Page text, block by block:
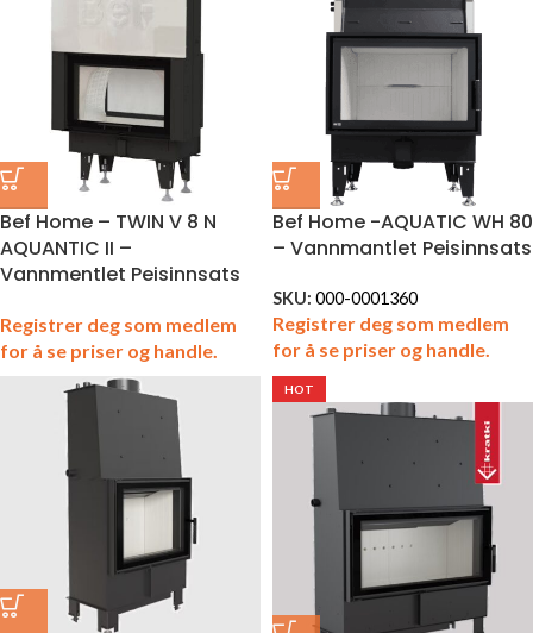
Bef Home – TWIN V 8 N
AQUANTIC II –
Vannmentlet Peisinnsats
Registrer deg som medlem
for å se priser og handle.
Bef Home -AQUATIC WH 80
– Vannmantlet Peisinnsats
SKU: 000-0001360
Registrer deg som medlem
for å se priser og handle.
HOT